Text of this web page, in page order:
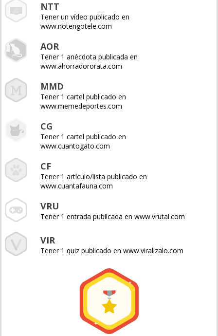
NTT
Tener un vídeo publicado en
www.notengotele.com
AOR
Tener 1 anécdota publicada en
www.ahorradororata.com
MMD
Tener 1 cartel publicado en
www.memedeportes.com
CG
Tener 1 cartel publicado en
www.cuantogato.com
CF
Tener 1 artículo/lista publicado en
www.cuantafauna.com
VRU
Tener 1 entrada publicada en www.vrutal.com
VIR
Tener 1 quiz publicado en www.viralizalo.com